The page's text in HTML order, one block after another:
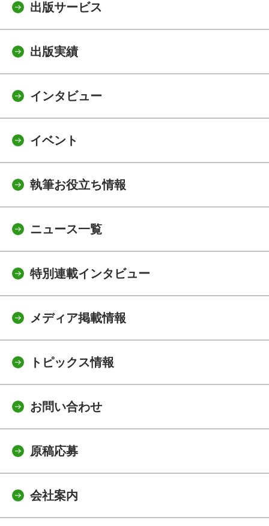
出版サービス
出版実績
インタビュー
イベント
執筆お役立ち情報
ニュース一覧
特別連載インタビュー
メディア掲載情報
トピックス情報
お問い合わせ
原稿応募
会社案内